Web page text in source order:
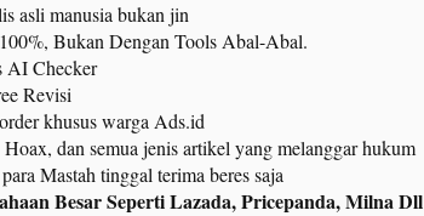
asli manusia bukan jin
Bukan Dengan Tools Abal-Abal.
AI Checker
Revisi
khusus warga Ads.id
dan semua jenis artikel yang melanggar hukum
Mastah tinggal terima beres saja​
Besar Seperti Lazada, Pricepanda, Milna Dll